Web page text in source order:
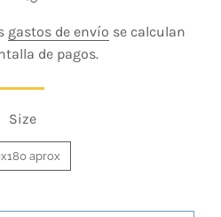
gastos de envío se calculan
de pagos.
Size
aprox